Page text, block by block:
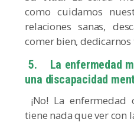
como cuidamos
relaciones sanas,
comer bien,
5. La enfermedad
una discapacidad
¡No! La
tiene nada que ver con